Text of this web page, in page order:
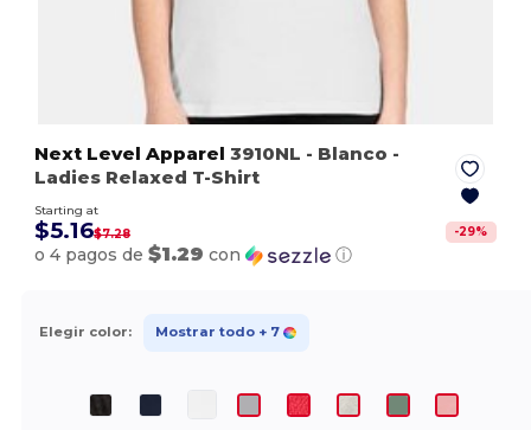
Next Level Apparel 3910NL - Blanco -
Ladies Relaxed T-Shirt
Starting at
$5.16$7.28 -29%
o 4 pagos de$1.29 con ⓘ
Elegir color: Mostrar todo + 7